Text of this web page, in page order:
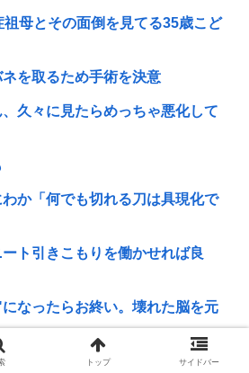
祖母とその面倒を見てる35歳こど
を取るため手術を決意
久々に見たらめっちゃ悪化して
か「何でも切れる刀は具現化で
ート引きこもりを働かせれば良
なったらお終い。壊れた脳を元
らいんですが…」ワイ「…はい」
トップ サイドバー